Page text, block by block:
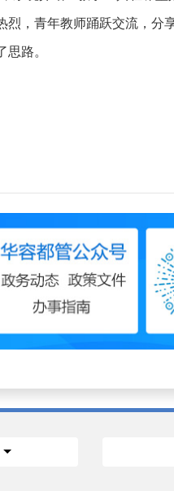
，青年教师踊跃交流，分享
路。